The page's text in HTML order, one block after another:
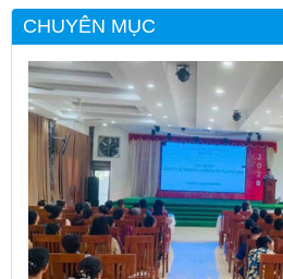
CHUYÊN MỤC